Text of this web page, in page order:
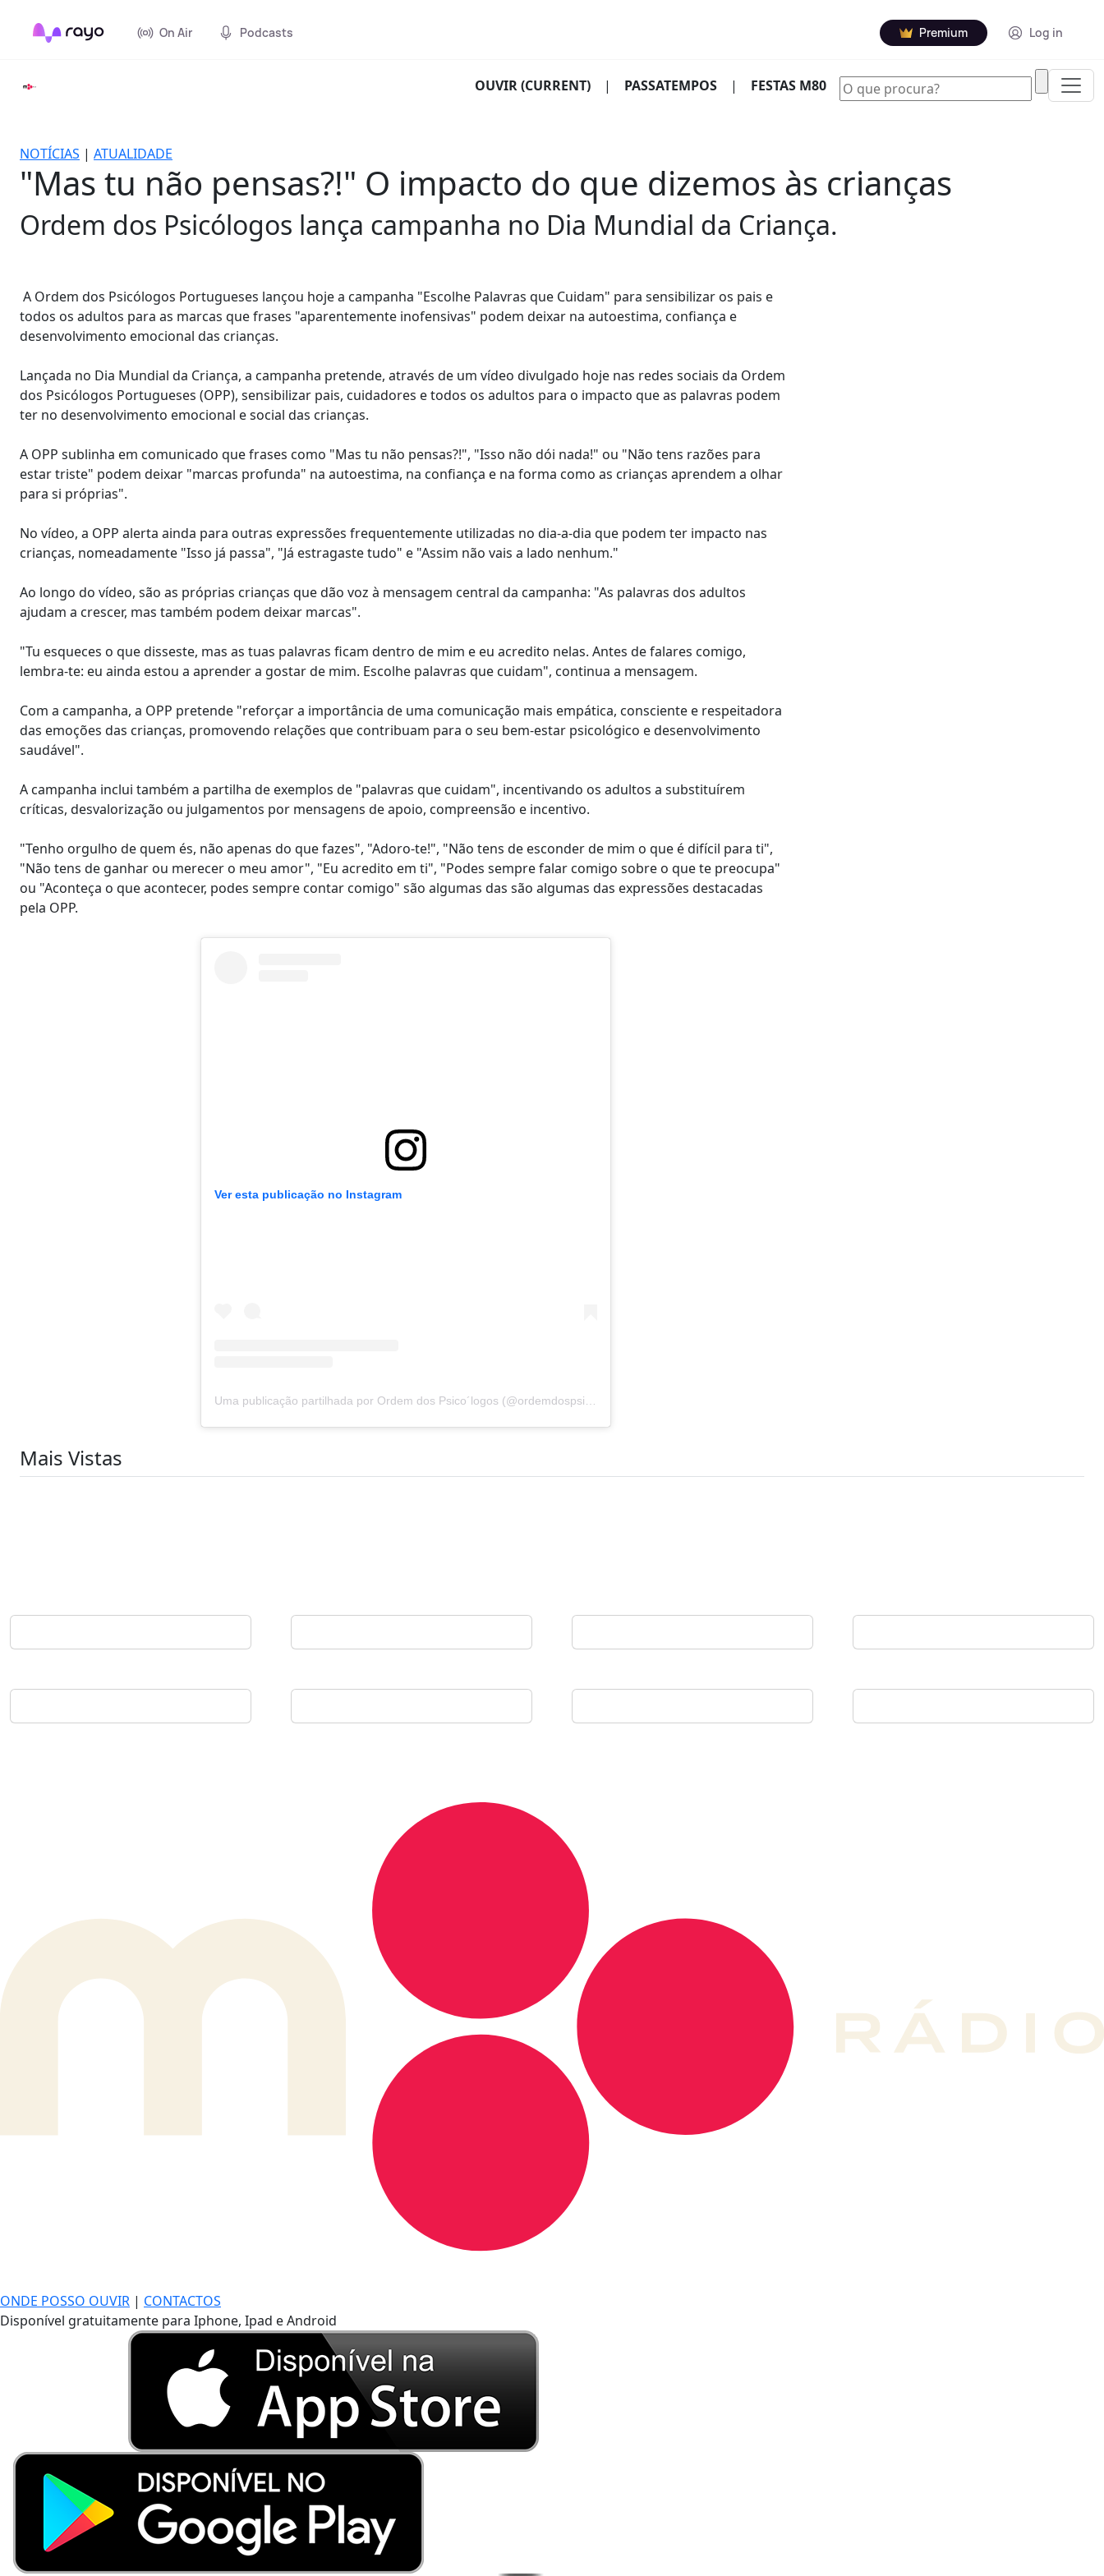
On Air Podcasts Premium Log in
OUVIR(CURRENT) | PASSATEMPOS | FESTAS M80
NOTÍCIAS | ATUALIDADE
"Mas tu não pensas?!" O impacto do que dizemos às crianças
Ordem dos Psicólogos lança campanha no Dia Mundial da Criança.
A Ordem dos Psicólogos Portugueses lançou hoje a campanha "Escolhe Palavras que Cuidam" para sensibilizar os pais e
todos os adultos para as marcas que frases "aparentemente inofensivas" podem deixar na autoestima, confiança e
desenvolvimento emocional das crianças.
Lançada no Dia Mundial da Criança, a campanha pretende, através de um vídeo divulgado hoje nas redes sociais da Ordem
dos Psicólogos Portugueses (OPP), sensibilizar pais, cuidadores e todos os adultos para o impacto que as palavras podem
ter no desenvolvimento emocional e social das crianças.
A OPP sublinha em comunicado que frases como "Mas tu não pensas?!", "Isso não dói nada!" ou "Não tens razões para
estar triste" podem deixar "marcas profunda" na autoestima, na confiança e na forma como as crianças aprendem a olhar
para si próprias".
No vídeo, a OPP alerta ainda para outras expressões frequentemente utilizadas no dia-a-dia que podem ter impacto nas
crianças, nomeadamente "Isso já passa", "Já estragaste tudo" e "Assim não vais a lado nenhum."
Ao longo do vídeo, são as próprias crianças que dão voz à mensagem central da campanha: "As palavras dos adultos
ajudam a crescer, mas também podem deixar marcas".
"Tu esqueces o que disseste, mas as tuas palavras ficam dentro de mim e eu acredito nelas. Antes de falares comigo,
lembra-te: eu ainda estou a aprender a gostar de mim. Escolhe palavras que cuidam", continua a mensagem.
Com a campanha, a OPP pretende "reforçar a importância de uma comunicação mais empática, consciente e respeitadora
das emoções das crianças, promovendo relações que contribuam para o seu bem-estar psicológico e desenvolvimento
saudável".
A campanha inclui também a partilha de exemplos de "palavras que cuidam", incentivando os adultos a substituírem
críticas, desvalorização ou julgamentos por mensagens de apoio, compreensão e incentivo.
"Tenho orgulho de quem és, não apenas do que fazes", "Adoro-te!", "Não tens de esconder de mim o que é difícil para ti",
"Não tens de ganhar ou merecer o meu amor", "Eu acredito em ti", "Podes sempre falar comigo sobre o que te preocupa"
ou "Aconteça o que acontecer, podes sempre contar comigo" são algumas das são algumas das expressões destacadas
pela OPP.
Ver esta publicação no Instagram
Mais Vistas
ONDE POSSO OUVIR | CONTACTOS
Disponível gratuitamente para Iphone, Ipad e Android